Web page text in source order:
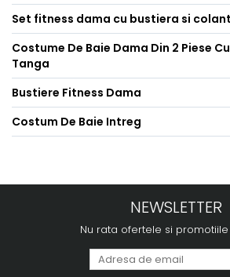
Set fitness dama cu bustiera si
Costume De Baie Dama Din 2 Piese
Tanga
Bustiere Fitness Dama
Costum De Baie Intreg
NEWSLETTER
Nu rata ofertele si